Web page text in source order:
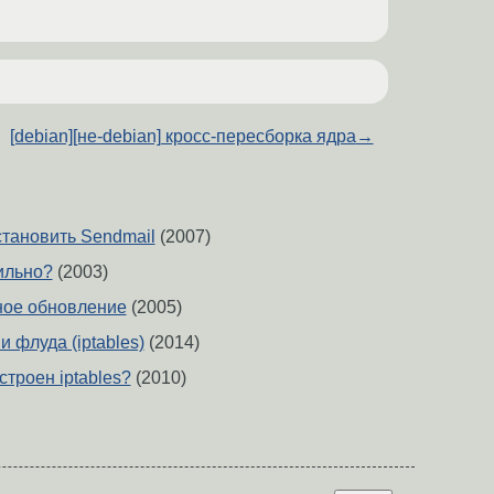
[debian][не-debian] кросс-пересборка ядра →
Sendmail (2007)
(2003)
обновление(2005)
флуда (iptables)(2014)
iptables?(2010)